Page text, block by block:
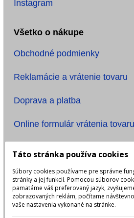
Instagram
Všetko o nákupe
Obchodné podmienky
Reklamácie a vrátenie tovaru
Doprava a platba
Online formulár vrátenia tovaru
Informácie
Ochrana osobných údajov
Názov účtu: ONE TIME, s.r.o.
IBAN:
Táto stránka používa cookies
Súbory cookies používame pre správne
stránky a jej funkcií. Pomocou súborov
pamätáme váš preferovaný jazyk,
zobrazovaných reklám, počítame
vaše nastavenia vykonané na stránke.